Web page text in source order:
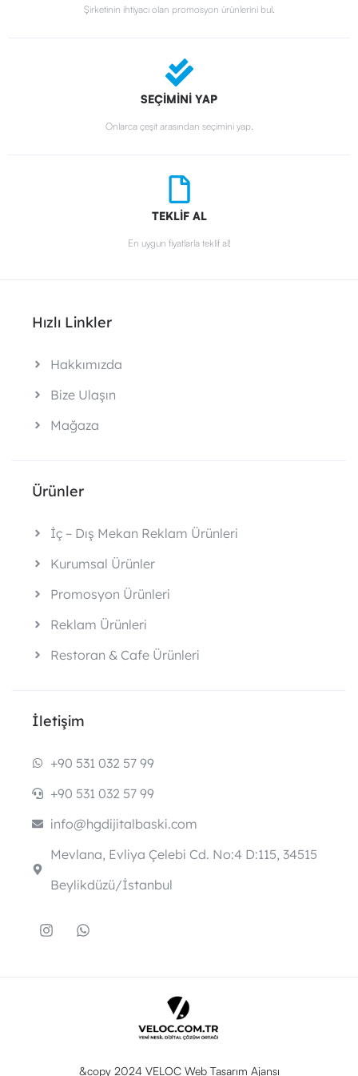
Şirketinin ihtiyacı olan promosyon ürünlerini bul.
SEÇİMİNİ YAP
Onlarca çeşit arasından seçimini yap.
TEKLİF AL
En uygun fiyatlarla teklif al!
Hızlı Linkler
Hakkımızda
Bize Ulaşın
Mağaza
Ürünler
İç – Dış Mekan Reklam Ürünleri
Kurumsal Ürünler
Promosyon Ürünleri
Reklam Ürünleri
Restoran & Cafe Ürünleri
İletişim
+90 531 032 57 99
+90 531 032 57 99
info@hgdijitalbaski.com
Mevlana, Evliya Çelebi Cd. No:4 D:115, 34515
Beylikdüzü/İstanbul
&copy 2024 VELOC Web Tasarım Ajansı